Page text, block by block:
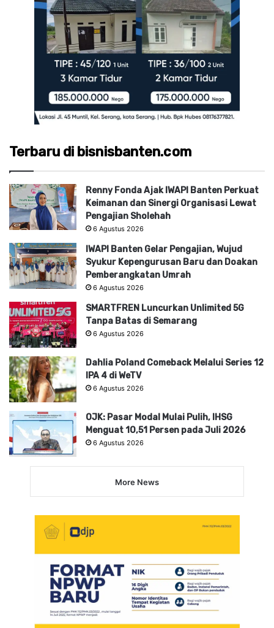
Terbaru di bisnisbanten.com
Renny Fonda Ajak IWAPI Banten Perkuat
Keimanan dan Sinergi Organisasi Lewat
Pengajian Sholehah
6 Agustus 2026
IWAPI Banten Gelar Pengajian, Wujud
Syukur Kepengurusan Baru dan Doakan
Pemberangkatan Umrah
6 Agustus 2026
SMARTFREN Luncurkan Unlimited 5G
Tanpa Batas di Semarang
6 Agustus 2026
Dahlia Poland Comeback Melalui Series 12
IPA 4 di WeTV
6 Agustus 2026
OJK: Pasar Modal Mulai Pulih, IHSG
Menguat 10,51 Persen pada Juli 2026
6 Agustus 2026
More News